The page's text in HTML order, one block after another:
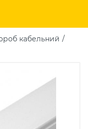
кабельний